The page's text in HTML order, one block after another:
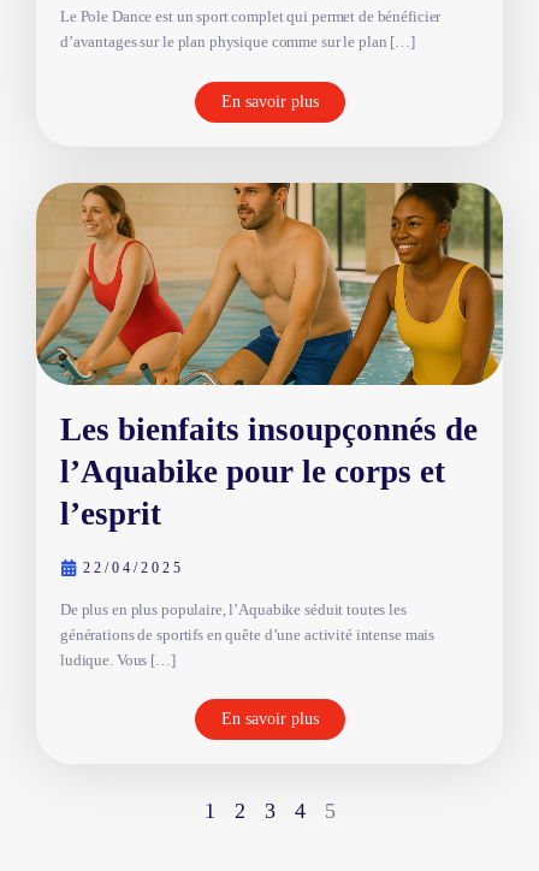
Le Pole Dance est un sport complet qui permet de bénéficier
d’avantages sur le plan physique comme sur le plan […]
En savoir plus
Les bienfaits insoupçonnés de
l’Aquabike pour le corps et
l’esprit
22/04/2025
De plus en plus populaire, l’Aquabike séduit toutes les
générations de sportifs en quête d’une activité intense mais
ludique. Vous […]
En savoir plus
1 2 3 4 5